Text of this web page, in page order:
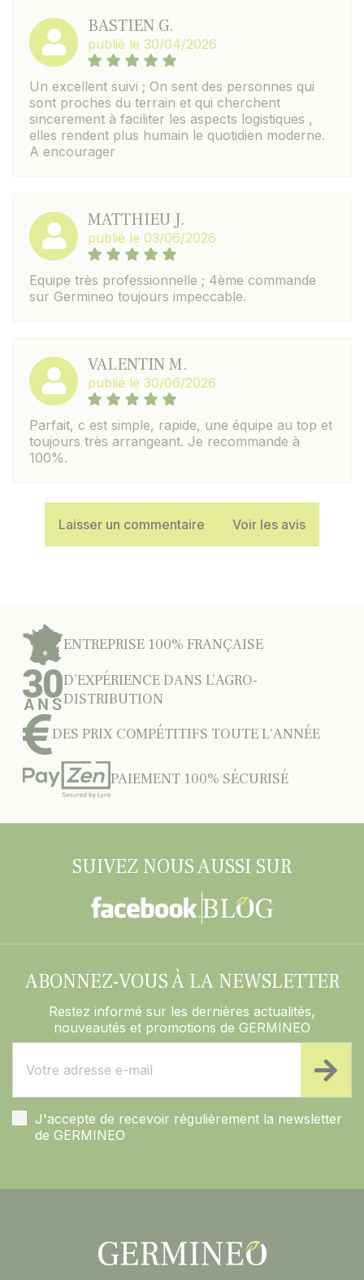
BASTIEN G.
publié le 30/04/2026
Un excellent suivi ; On sent des personnes qui
sont proches du terrain et qui cherchent
sincerement à faciliter les aspects logistiques ,
elles rendent plus humain le quotidien moderne.
A encourager
MATTHIEU J.
publié le 03/06/2026
Equipe très professionnelle ; 4ème commande
sur Germineo toujours impeccable.
VALENTIN M.
publié le 30/06/2026
Parfait, c est simple, rapide, une équipe au top et
toujours très arrangeant. Je recommande à
100%.
Laisser un commentaire Voir les avis
ENTREPRISE 100% FRANÇAISE
D’EXPÉRIENCE DANS L’AGRO-
DISTRIBUTION
DES PRIX COMPÉTITIFS TOUTE L'ANNÉE
PAIEMENT 100% SÉCURISÉ
SUIVEZ NOUS AUSSI SUR
ABONNEZ-VOUS À LA NEWSLETTER
Restez informé sur les dernières actualités,
nouveautés et promotions de GERMINEO
J'accepte de recevoir régulièrement la newsletter
de GERMINEO